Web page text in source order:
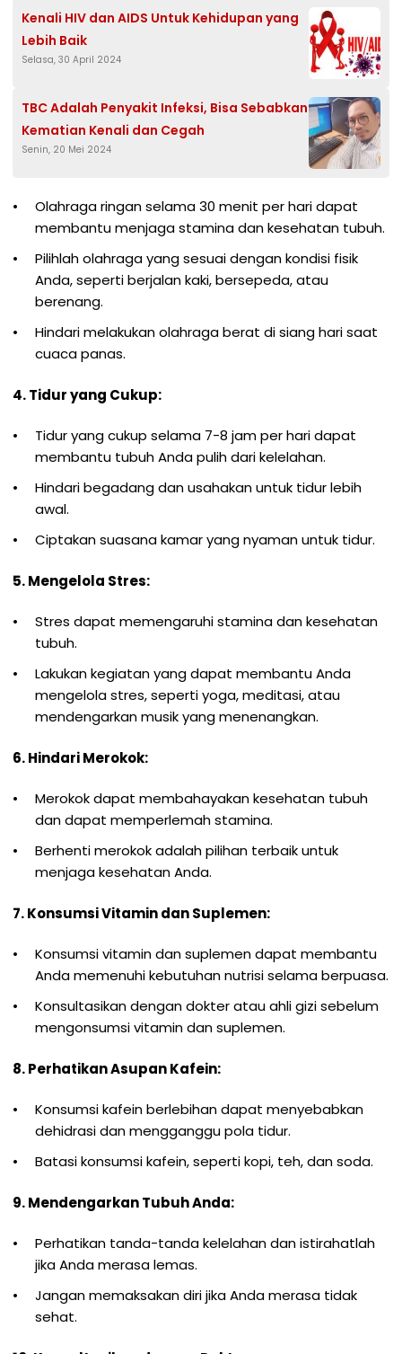
Kenali HIV dan AIDS Untuk Kehidupan yang
Lebih Baik
Selasa, 30 April 2024
TBC Adalah Penyakit Infeksi, Bisa Sebabkan
Kematian Kenali dan Cegah
Senin, 20 Mei 2024
Olahraga ringan selama 30 menit per hari dapat
membantu menjaga stamina dan kesehatan tubuh.
Pilihlah olahraga yang sesuai dengan kondisi fisik
Anda, seperti berjalan kaki, bersepeda, atau
berenang.
Hindari melakukan olahraga berat di siang hari saat
cuaca panas.
4. Tidur yang Cukup:
Tidur yang cukup selama 7-8 jam per hari dapat
membantu tubuh Anda pulih dari kelelahan.
Hindari begadang dan usahakan untuk tidur lebih
awal.
Ciptakan suasana kamar yang nyaman untuk tidur.
5. Mengelola Stres:
Stres dapat memengaruhi stamina dan kesehatan
tubuh.
Lakukan kegiatan yang dapat membantu Anda
mengelola stres, seperti yoga, meditasi, atau
mendengarkan musik yang menenangkan.
6. Hindari Merokok:
Merokok dapat membahayakan kesehatan tubuh
dan dapat memperlemah stamina.
Berhenti merokok adalah pilihan terbaik untuk
menjaga kesehatan Anda.
7. Konsumsi Vitamin dan Suplemen:
Konsumsi vitamin dan suplemen dapat membantu
Anda memenuhi kebutuhan nutrisi selama berpuasa.
Konsultasikan dengan dokter atau ahli gizi sebelum
mengonsumsi vitamin dan suplemen.
8. Perhatikan Asupan Kafein:
Konsumsi kafein berlebihan dapat menyebabkan
dehidrasi dan mengganggu pola tidur.
Batasi konsumsi kafein, seperti kopi, teh, dan soda.
9. Mendengarkan Tubuh Anda:
Perhatikan tanda-tanda kelelahan dan istirahatlah
jika Anda merasa lemas.
Jangan memaksakan diri jika Anda merasa tidak
sehat.